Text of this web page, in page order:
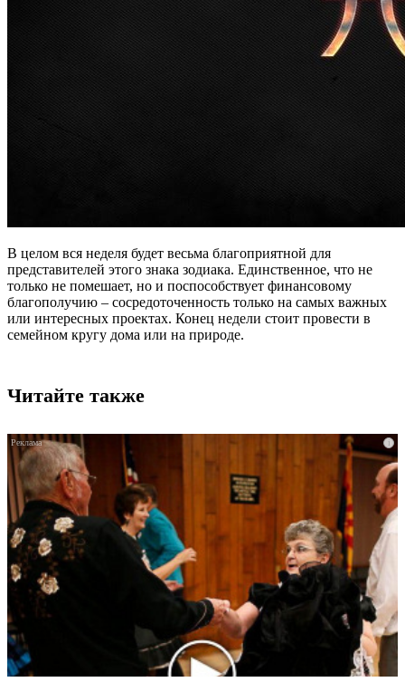
В целом вся неделя будет весьма благоприятной для
представителей этого знака зодиака. Единственное, что не
только не помешает, но и поспособствует финансовому
благополучию – сосредоточенность только на самых важных
или интересных проектах. Конец недели стоит провести в
семейном кругу дома или на природе.
Читайте также
i